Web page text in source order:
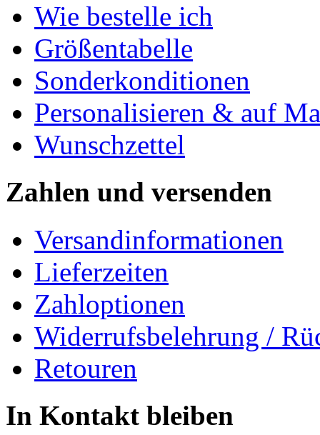
Wie bestelle ich
Größentabelle
Sonderkonditionen
Personalisieren & auf
Wunschzettel
Zahlen und versenden
Versandinformationen
Lieferzeiten
Zahloptionen
Widerrufsbelehrung /
Retouren
In Kontakt bleiben